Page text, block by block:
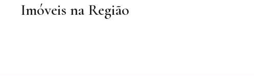
Imóveis na Região